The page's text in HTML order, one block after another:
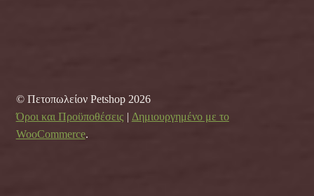
© Πετοπωλείον Petshop 2026
Όροι και Προϋποθέσεις
Δημιουργημένο με το
WooCommerce.